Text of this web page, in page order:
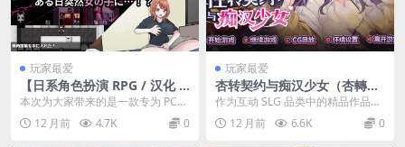
玩家最爱
【日系角色扮演 RPG / 汉化 /
剧情分支 / PC】逆转之心 リ
バース・ハーツ アーリーアク
セ Ver0.8 Mtool 汉化版【3.0
本次为大家带来的是一款专为 PC
平台打造的日系角色扮演 RPG 游戏
——《逆...
12 月前 4.7K 0
玩家最爱
杏转契约与痴汉少女（杏轉契
約與痴漢少女 / SOx Change
Contract and Molester Gir
l）Ver1.15 官方中文步兵版 |
作为互动 SLG 品类中的精品作品，
《杏转契约与痴汉少女（杏轉契約
與痴漢少女 /...
12 月前 6.6K 0